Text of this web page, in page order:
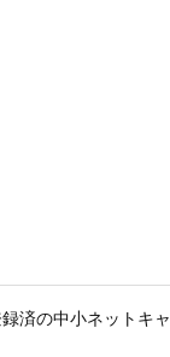
済の中小ネットキ